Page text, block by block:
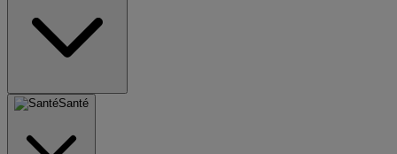
Santé